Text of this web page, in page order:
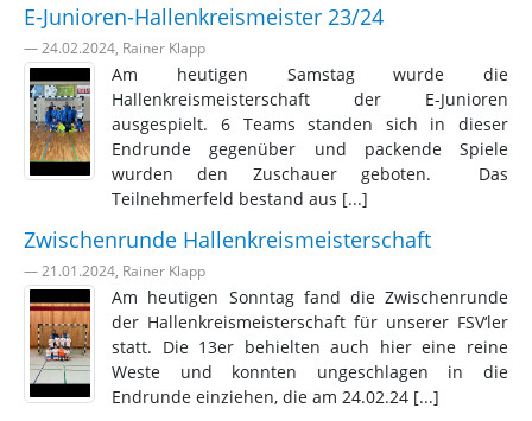
E-Junioren-Hallenkreismeister 23/24
— 24.02.2024, Rainer Klapp
Am heutigen Samstag wurde die
Hallenkreismeisterschaft der E-Junioren
ausgespielt. 6 Teams standen sich in dieser
Endrunde gegenüber und packende Spiele
wurden den Zuschauer geboten. Das
Teilnehmerfeld bestand aus [...]
Zwischenrunde Hallenkreismeisterschaft
— 21.01.2024, Rainer Klapp
Am heutigen Sonntag fand die Zwischenrunde
der Hallenkreismeisterschaft für unserer FSV‘ler
statt. Die 13er behielten auch hier eine reine
Weste und konnten ungeschlagen in die
Endrunde einziehen, die am 24.02.24 [...]